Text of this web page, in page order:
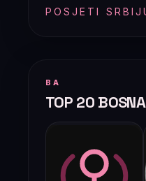
POSJETI
BA
TOP 20